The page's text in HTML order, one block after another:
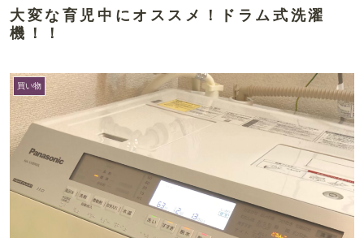
大変な育児中にオススメ！ドラム式洗濯
機！！
買い物